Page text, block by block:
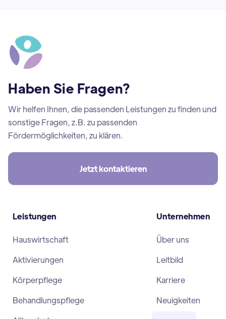
Haben Sie Fragen?
Wir helfen Ihnen, die passenden Leistungen zu finden und
sonstige Fragen, z.B. zu passenden
Fördermöglichkeiten, zu klären.
Jetzt kontaktieren
Leistungen
Hauswirtschaft
Aktivierungen
Körperpflege
Behandlungspflege
Unternehmen
Über uns
Leitbild
Karriere
Neuigkeiten